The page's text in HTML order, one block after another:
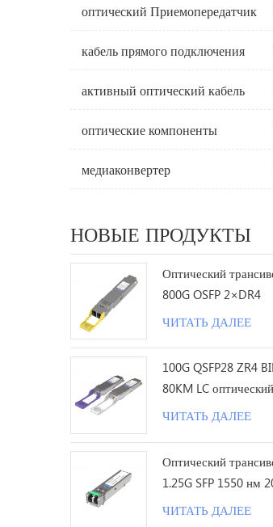
оптический Приемопередатчик
кабель прямого подключения
активный оптический кабель
оптические компоненты
медиаконвертер
НОВЫЕ ПРОДУКТЫ
Оптический
800G OSFP 2×DR4
1310nm 500M
ЧИТАТЬ ДАЛЕЕ
100G QSFP28 ZR4
80KM LC оптический
трансивер
ЧИТАТЬ ДАЛЕЕ
Оптический
1.25G SFP 1550 нм
км LC
ЧИТАТЬ ДАЛЕЕ